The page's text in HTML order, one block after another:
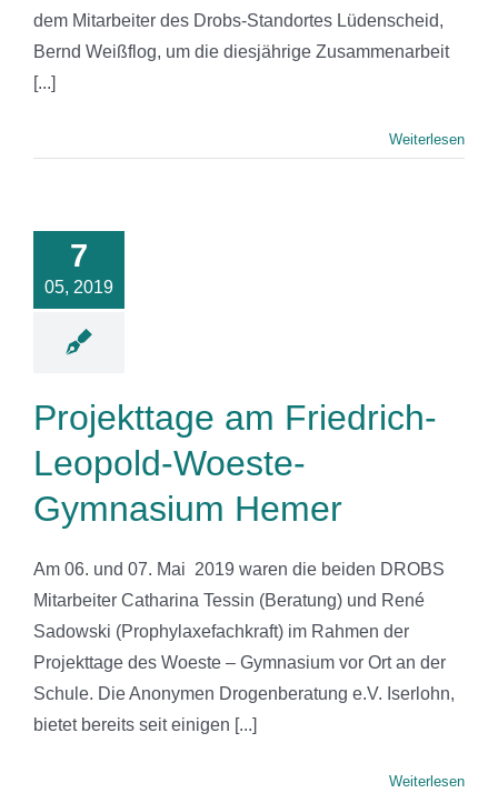
dem Mitarbeiter des Drobs-Standortes Lüdenscheid,
Bernd Weißflog, um die diesjährige Zusammenarbeit
[...]
Weiterlesen
7
05, 2019
Woeste-
Projekttage am Friedrich-
Leopold-Woeste-
Gymnasium Hemer
Am 06. und 07. Mai 2019 waren die beiden DROBS
Mitarbeiter Catharina Tessin (Beratung) und René
Sadowski (Prophylaxefachkraft) im Rahmen der
Projekttage des Woeste – Gymnasium vor Ort an der
Schule. Die Anonymen Drogenberatung e.V. Iserlohn,
bietet bereits seit einigen [...]
Weiterlesen